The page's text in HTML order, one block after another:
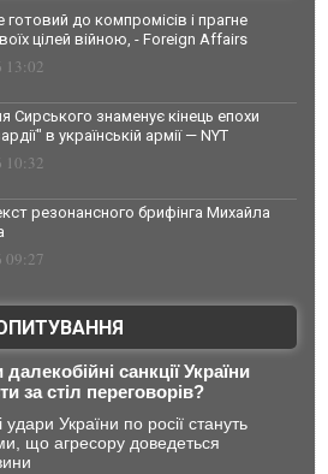
до компромісів і прагне
цілей війною, - Foreign Affairs
13:02
Сирського знаменує кінець епохи
в українській армії — NYT
10:32
резонансного брифінга Михайла
09:27
санкції України
за стіл переговорів?
удари України по росії стануть
що агресору доведеться